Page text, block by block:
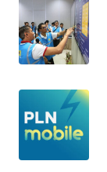
WN
DEPOK
TAPANULI
UTARA
SAMOSIR